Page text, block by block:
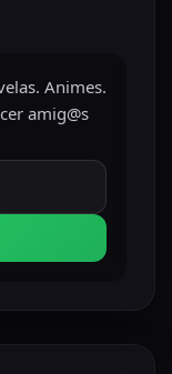
Animes.
amig@s